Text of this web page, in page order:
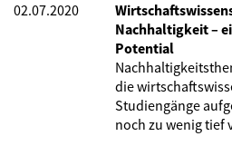
02.07.2020
Nachhaltigkeit –
Potential
die
Studiengänge
noch zu wenig tief